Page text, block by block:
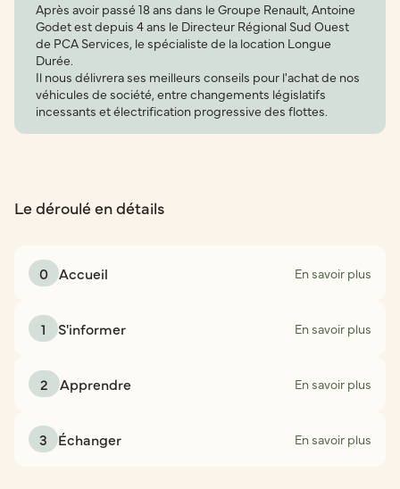
Après avoir passé 18 ans dans le Groupe Renault, Antoine
Godet est depuis 4 ans le Directeur Régional Sud Ouest
de PCA Services, le spécialiste de la location Longue
Durée.
Il nous délivrera ses meilleurs conseils pour l'achat de nos
véhicules de société, entre changements législatifs
incessants et électrification progressive des flottes.
Le déroulé en détails
0 Accueil En savoir plus
1 S'informer En savoir plus
2 Apprendre En savoir plus
3 Échanger En savoir plus